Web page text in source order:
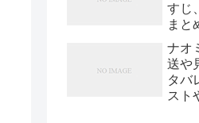
すじ
まと
ナオ
送や
タバ
スト